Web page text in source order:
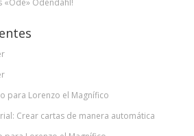
«Ode» Odendahl!
para Lorenzo el Magnífico
Crear cartas de manera automática